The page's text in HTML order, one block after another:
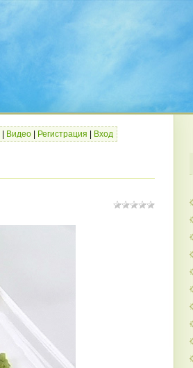
Видео Регистрация Вход